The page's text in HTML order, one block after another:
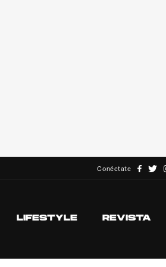
Conéctate
LIFESTYLE REVISTA